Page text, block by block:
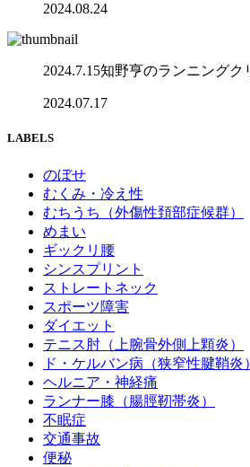
2024.08.24
2024.7.15知野亨のランニング
2024.07.17
LABELS
のぼせ
むくみ・冷え性
むちうち（外傷性頚部症候群）
めまい
ギックリ腰
シンスプリント
ストレートネック
スポーツ障害
ダイエット
テニス肘（上腕骨外側上顆炎）
ド・ケルバン病（狭窄性腱鞘炎）
ヘルニア・神経痛
ランナー膝（腸脛靭帯炎）
不眠症
交通事故
便秘